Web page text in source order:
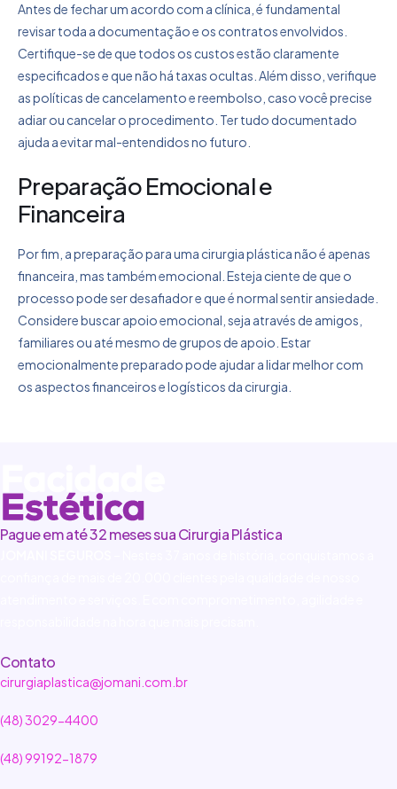
Antes de fechar um acordo com a clínica, é fundamental
revisar toda a documentação e os contratos envolvidos.
Certifique-se de que todos os custos estão claramente
especificados e que não há taxas ocultas. Além disso, verifique
as políticas de cancelamento e reembolso, caso você precise
adiar ou cancelar o procedimento. Ter tudo documentado
ajuda a evitar mal-entendidos no futuro.
Preparação Emocional e
Financeira
Por fim, a preparação para uma cirurgia plástica não é apenas
financeira, mas também emocional. Esteja ciente de que o
processo pode ser desafiador e que é normal sentir ansiedade.
Considere buscar apoio emocional, seja através de amigos,
familiares ou até mesmo de grupos de apoio. Estar
emocionalmente preparado pode ajudar a lidar melhor com
os aspectos financeiros e logísticos da cirurgia.
Pague em até 32 meses sua Cirurgia Plástica
Contato
cirurgiaplastica@jomani.com.br
(48) 3029-4400
(48) 99192-1879